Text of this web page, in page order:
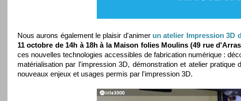
Nous aurons également le plaisir d'animer un atelier Impression 3D
11 octobre de 14h à 18h à la Maison folies Moulins (49 rue
ces nouvelles technologies accessibles de fabrication numérique :
matérialisation par l'impression 3D, démonstration et atelier
nouveaux enjeux et usages permis par l'impression 3D.